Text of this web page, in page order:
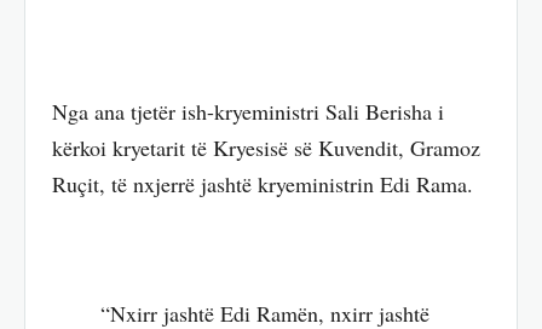
Nga ana tjetër ish-kryeministri Sali Berisha i
kërkoi kryetarit të Kryesisë së Kuvendit, Gramoz
Ruçit, të nxjerrë jashtë kryeministrin Edi Rama.
“Nxirr jashtë Edi Ramën, nxirr jashtë